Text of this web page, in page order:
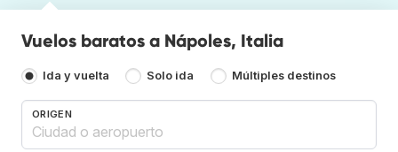
Vuelos baratos a Nápoles, Italia
Ida y vuelta Solo ida Múltiples destinos
ORIGEN